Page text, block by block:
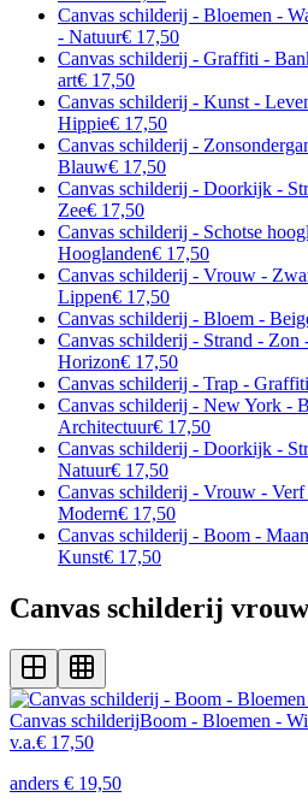
Canvas schilderij - Bloemen -
- Natuur€ 17,50
Canvas schilderij - Graffiti -
art€ 17,50
Canvas schilderij - Kunst -
Hippie€ 17,50
Canvas schilderij -
Blauw€ 17,50
Canvas schilderij - Doorkijk -
Zee€ 17,50
Canvas schilderij - Schotse
Hooglanden€ 17,50
Canvas schilderij - Vrouw -
Lippen€ 17,50
Canvas schilderij - Bloem -
Canvas schilderij - Strand -
Horizon€ 17,50
Canvas schilderij - Trap -
Canvas schilderij - New York -
Architectuur€ 17,50
Canvas schilderij - Doorkijk -
Natuur€ 17,50
Canvas schilderij - Vrouw -
Modern€ 17,50
Canvas schilderij - Boom -
Kunst€ 17,50
Canvas schilderij vrouw
Canvas schilderijBoom - Bloemen -
v.a.€ 17,50
anders € 19,50